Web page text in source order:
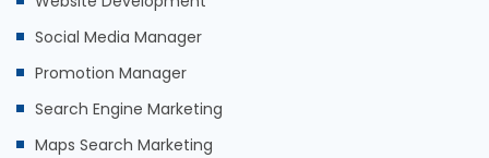
Social Media Manager
Promotion Manager
Search Engine Marketing
Maps Search Marketing